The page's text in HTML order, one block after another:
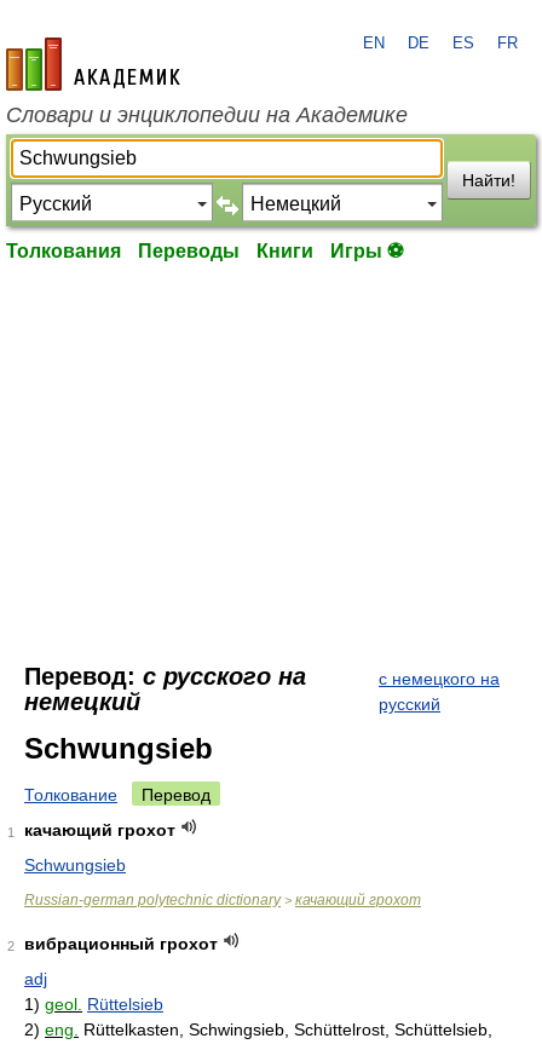
academic.ru
EN DE ES FR
Словари и энциклопедии на Академике
Найти!
Толкования Переводы Книги Игры ⚽
Перевод: с русского на
немецкий
с немецкого на
русский
Schwungsieb
Толкование Перевод
1
качающий грохот
Schwungsieb
Russian-german polytechnic dictionary> качающий грохот
2
вибрационный грохот
adj
1) geol. Rüttelsieb
2) eng.
Rüttelkasten, Schwingsieb, Schüttelrost, Schüttelsieb,